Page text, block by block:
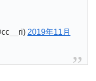
2019年11月